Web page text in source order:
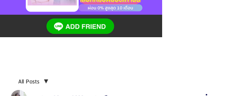
All Posts